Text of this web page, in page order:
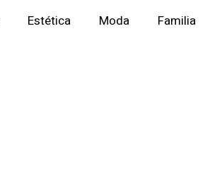
Estética Moda Familia